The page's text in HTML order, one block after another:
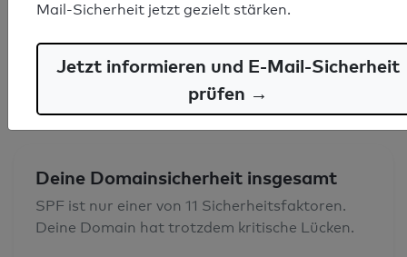
E-Mail-Spoofingschutz: Mangelhaft
Deine Domainsicherheit insgesamt
SPF ist nur einer von 11 Sicherheitsfaktoren.
Deine Domain hat trotzdem kritische Lücken.
Mail-Sicherheit jetzt gezielt stärken.
Jetzt informieren und E-Mail-Sicherheit
prüfen →